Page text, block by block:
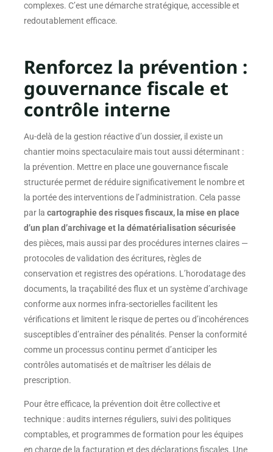
complexes. C’est une démarche stratégique, accessible et
redoutablement efficace.
Renforcez la prévention :
gouvernance fiscale et
contrôle interne
Au-delà de la gestion réactive d’un dossier, il existe un
chantier moins spectaculaire mais tout aussi déterminant :
la prévention. Mettre en place une gouvernance fiscale
structurée permet de réduire significativement le nombre et
la portée des interventions de l’administration. Cela passe
par la cartographie des risques fiscaux, la mise en place
d’un plan d’archivage et la dématérialisation sécurisée
des pièces, mais aussi par des procédures internes claires —
protocoles de validation des écritures, règles de
conservation et registres des opérations. L’horodatage des
documents, la traçabilité des flux et un système d’archivage
conforme aux normes infra-sectorielles facilitent les
vérifications et limitent le risque de pertes ou d’incohérences
susceptibles d’entraîner des pénalités. Penser la conformité
comme un processus continu permet d’anticiper les
contrôles automatisés et de maîtriser les délais de
prescription.
Pour être efficace, la prévention doit être collective et
technique : audits internes réguliers, suivi des politiques
comptables, et programmes de formation pour les équipes